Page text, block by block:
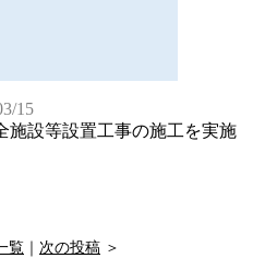
15
施設等設置工事の施工を実施
覧 次の投稿 ＞